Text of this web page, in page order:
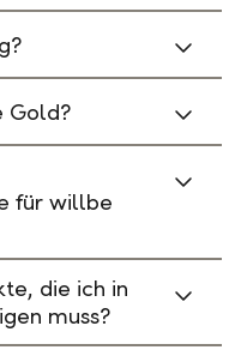
Gold?
für willbe
die ich in
muss?